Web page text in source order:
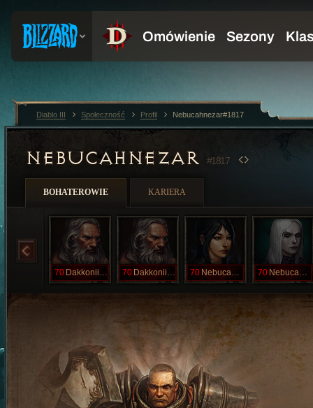
NEBUCAHNEZAR #1817
BOHATEROWIE KARIERA
70 DakkoniilVek 70 Dakkoniilvek 70 Nebucahnezah 70 Nebucahnezar
Diablo III Społeczność Profil Nebucahnezar#1817